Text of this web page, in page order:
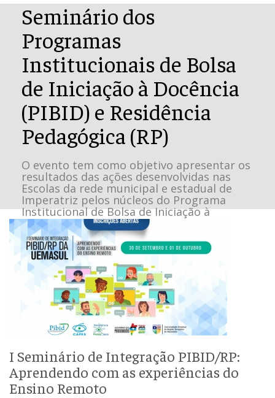
Seminário dos
Programas
Institucionais de Bolsa
de Iniciação à Docência
(PIBID) e Residência
Pedagógica (RP)
O evento tem como objetivo apresentar os
resultados das ações desenvolvidas nas
Escolas da rede municipal e estadual de
Imperatriz pelos núcleos do Programa
Institucional de Bolsa de Iniciação à
Docência (PIBID) e da Residência
Pedagógica (RP).
I Seminário de Integração PIBID/RP:
Aprendendo com as experiências do
Ensino Remoto